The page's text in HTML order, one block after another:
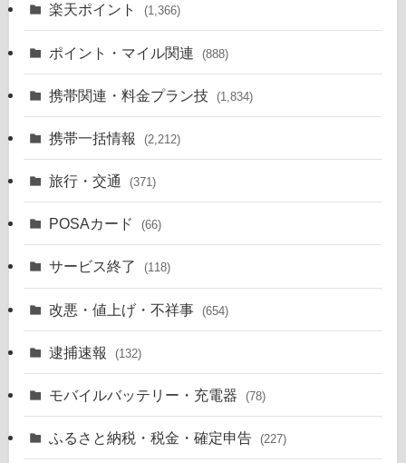
楽天ポイント (1,366)
ポイント・マイル関連 (888)
携帯関連・料金プラン技 (1,834)
携帯一括情報 (2,212)
旅行・交通 (371)
POSAカード (66)
サービス終了 (118)
改悪・値上げ・不祥事 (654)
逮捕速報 (132)
モバイルバッテリー・充電器 (78)
ふるさと納税・税金・確定申告 (227)